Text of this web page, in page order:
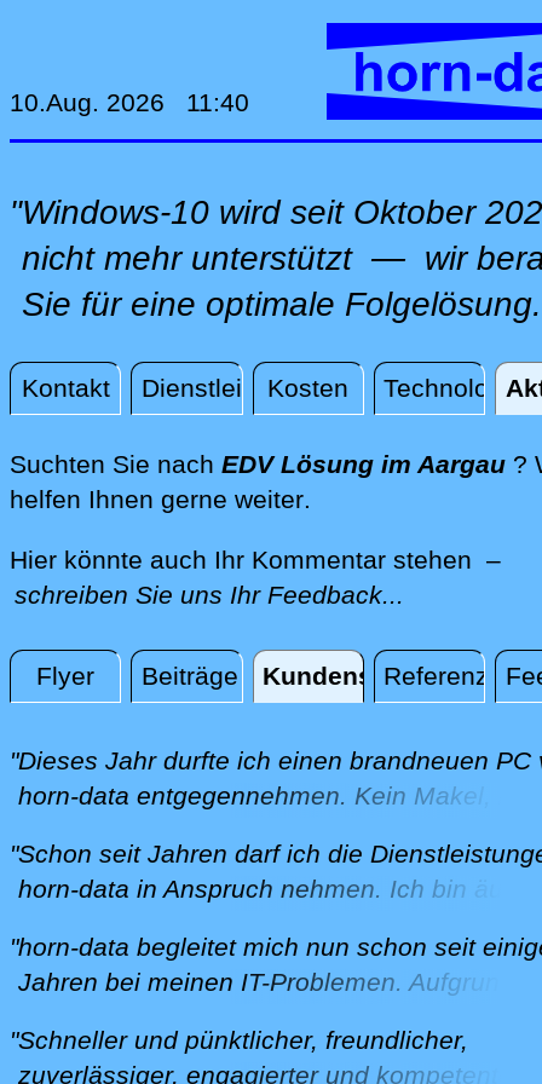
10.Aug. 2026 11:40
"Windows-10 wird seit Oktober
nicht mehr unterstützt — wir
Sie für eine optimale
Kontakt Dienstleistungen
Kosten Technologie
Aktuelles
Suchten Sie nach EDV Lösung im Aargau ?
helfen Ihnen gerne weiterdirekt vor Ort im
.
Hier könnte auch Ihr Kommentar stehen –
schreiben Sie uns Ihr Feedback...
Flyer Beiträge Kundenstimmen
Referenzen
Kundenstimmen
"Dieses Jahr durfte ich einen brandneuen PC
horn-data entgegennehmen. Kein Makel,
mir wünsche. Auch bei Problemen hilft er
und kompetent. Ich bin sehr zufrieden."
B. aus Lengnau am 01.12.2025
"Schon seit Jahren darf ich die
horn-data in Anspruch nehmen. Ich bin
zeitnahen, Beratungen. Herr Horn ist sehr
kompetent und hilfsbereit. Ich schätze seine
geduldige Art und die grosse Unterstützung.
data ist die ideale Lösung für
"horn-data begleitet mich nun schon seit
Jahren bei meinen IT-Problemen. Aufgrund
plötzlich die Lautsprecher meiner
"Schneller und pünktlicher, freundlicher,
zuverlässiger, engagierter und kompetenter